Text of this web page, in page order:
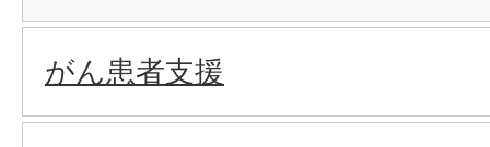
がん患者支援